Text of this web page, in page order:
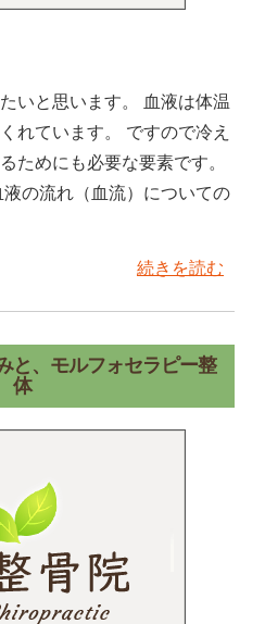
いと思います。 血液は体温
れています。 ですので冷え
ためにも必要な要素です。
の流れ（血流）についての
続きを読む
と、モルフォセラピー整
体